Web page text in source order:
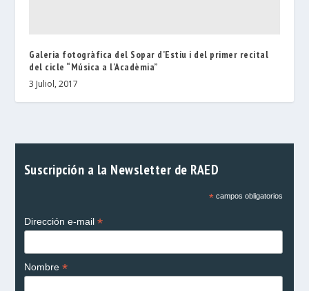
Galeria fotogràfica del Sopar d’Estiu i del primer recital
del cicle “Música a l’Acadèmia”
3 Juliol, 2017
Suscripción a la Newsletter de RAED
*campos obligatorios
Dirección e-mail *
Nombre *